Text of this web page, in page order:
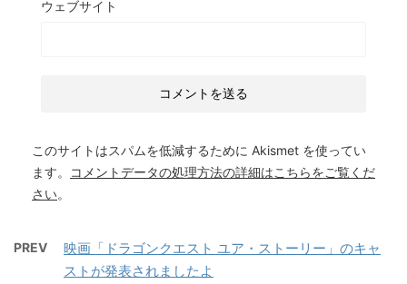
ウェブサイト
このサイトはスパムを低減するために Akismet を使ってい
ます。
コメントデータの処理方法の詳細はこちらをご覧くだ
さい。
PREV
映画「ドラゴンクエスト ユア・ストーリー」のキャ
ストが発表されましたよ